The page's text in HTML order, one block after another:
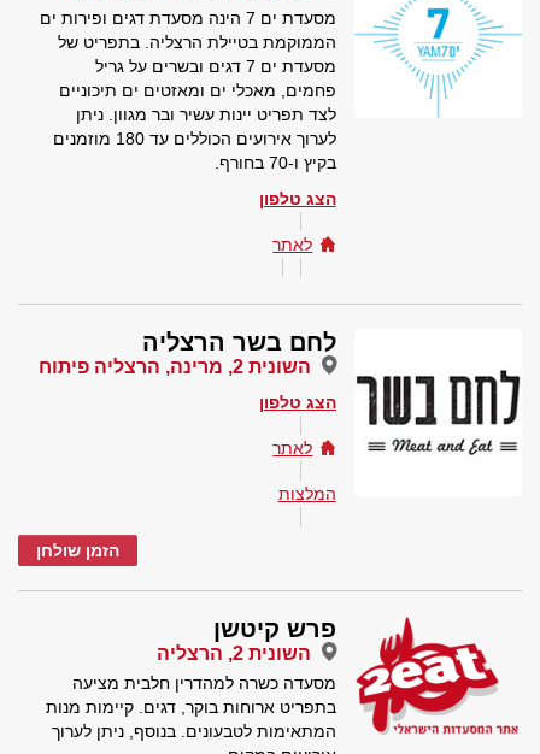
מסעדת ים 7 הינה מסעדת דגים ופירות ים
הממוקמת בטיילת הרצליה. בתפריט של
מסעדת ים 7 דגים ובשרים על גריל
פחמים, מאכלי ים ומאזטים ים תיכוניים
לצד תפריט יינות עשיר ובר מגוון. ניתן
לערוך אירועים הכוללים עד 180 מוזמנים
בקיץ ו-70 בחורף.
הצג טלפון
לאתר
לחם בשר הרצליה
השונית 2, מרינה, הרצליה פיתוח
הצג טלפון
לאתר
המלצות
הזמן שולחן
פרש קיטשן
השונית 2, הרצליה
מסעדה כשרה למהדרין חלבית מציעה
בתפריט ארוחות בוקר, דגים. קיימות מנות
המתאימות לטבעונים. בנוסף, ניתן לערוך